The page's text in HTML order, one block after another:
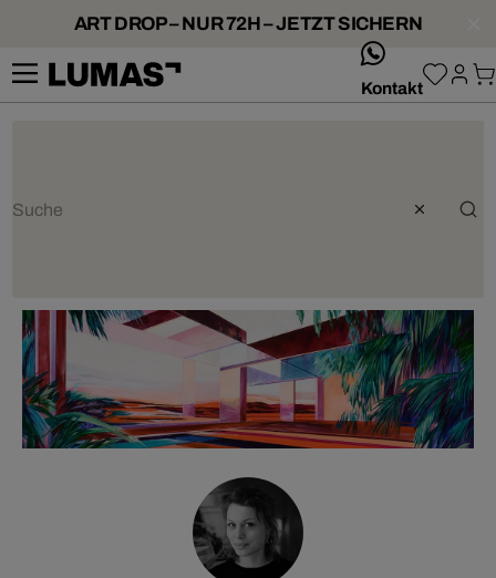
ART DROP – NUR 72H – JETZT SICHERN
Kontakt